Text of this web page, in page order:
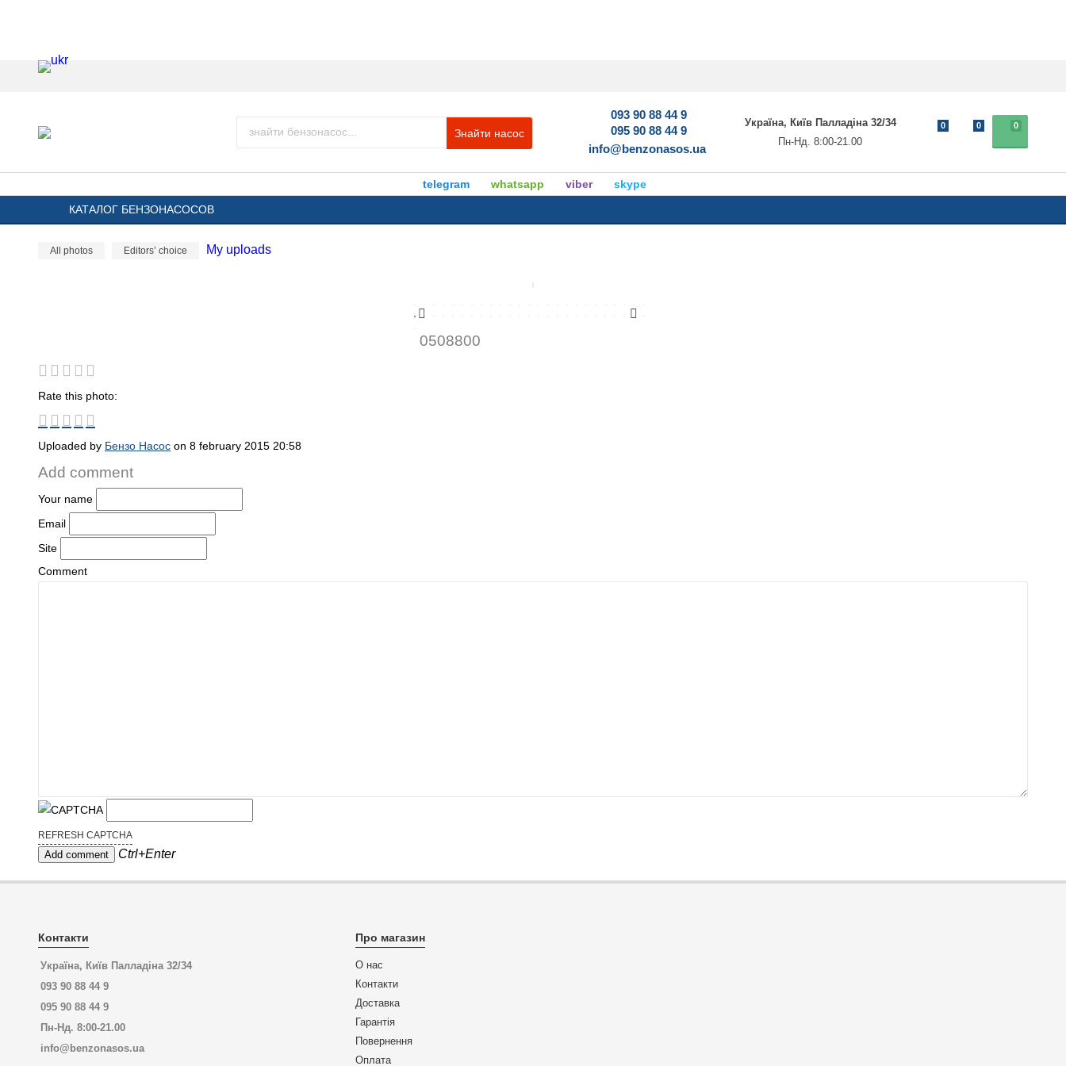
Знайти насос
093 90 88 44 9
095 90 88 44 9
info@benzonasos.ua
Україна, Київ Палладіна 32/34
Пн-Нд. 8:00-21.00
0
0 0
telegram whatsapp viber
skype
КАТАЛОГ БЕНЗОНАСОСОВ
All photos Editors’ choice My uploads
0508800
Rate this photo:
Uploaded by Бензо Насос on 8 february 2015 20:58
Add comment
Your name
Email
Site
Comment
REFRESH CAPTCHA
Ctrl+Enter
Контакти
Україна, Київ Палладіна 32/34
093 90 88 44 9
095 90 88 44 9
Пн-Нд. 8:00-21.00
info@benzonasos.ua
Про магазин
О нас
Контакти
Доставка
Гарантія
Повернення
Оплата